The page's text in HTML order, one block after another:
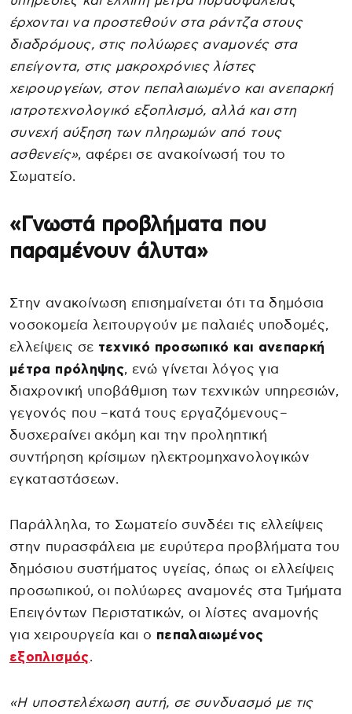
έρχονται να προστεθούν στα ράντζα στους
διαδρόμους, στις πολύωρες αναμονές στα
επείγοντα, στις μακροχρόνιες λίστες
χειρουργείων, στον πεπαλαιωμένο και ανεπαρκή
ιατροτεχνολογικό εξοπλισμό, αλλά και στη
συνεχή αύξηση των πληρωμών από τους
ασθενείς», αφέρει σε ανακοίνωσή του το
Σωματείο.
«Γνωστά προβλήματα που
παραμένουν άλυτα»
Στην ανακοίνωση επισημαίνεται ότι τα δημόσια
νοσοκομεία λειτουργούν με παλαιές υποδομές,
ελλείψεις σε τεχνικό προσωπικό και ανεπαρκή
μέτρα πρόληψης, ενώ γίνεται λόγος για
διαχρονική υποβάθμιση των τεχνικών υπηρεσιών,
γεγονός που –κατά τους εργαζόμενους–
δυσχεραίνει ακόμη και την προληπτική
συντήρηση κρίσιμων ηλεκτρομηχανολογικών
εγκαταστάσεων.
Παράλληλα, το Σωματείο συνδέει τις ελλείψεις
στην πυρασφάλεια με ευρύτερα προβλήματα του
δημόσιου συστήματος υγείας, όπως οι ελλείψεις
προσωπικού, οι πολύωρες αναμονές στα Τμήματα
Επειγόντων Περιστατικών, οι λίστες αναμονής
για χειρουργεία και ο πεπαλαιωμένος
εξοπλισμός.
«Η υποστελέχωση αυτή, σε συνδυασμό με τις